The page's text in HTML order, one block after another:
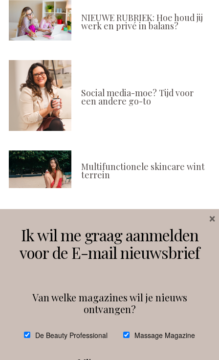
NIEUWE RUBRIEK: Hoe houd jij
werk en privé in balans?
Social media-moe? Tijd voor
een andere go-to
Multifunctionele skincare wint
terrein
Instagram Facebook
debeautyprofessional
Ik wil me graag aanmelden
voor de E-mail nieuwsbrief
Van welke magazines wil je nieuws
ontvangen?
De Beauty Professional Massage Magazine
×